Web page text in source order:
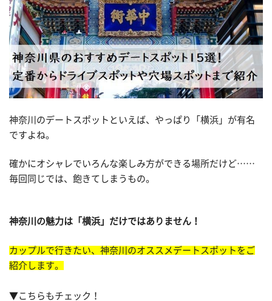
神奈川のデートスポットといえば、やっぱり「横浜」が有名
ですよね。
確かにオシャレでいろんな楽しみ方ができる場所だけど……
毎回同じでは、飽きてしまうもの。
神奈川の魅力は「横浜」だけではありません！
カップルで行きたい、神奈川のオススメデートスポットをご
紹介します。
▼こちらもチェック！